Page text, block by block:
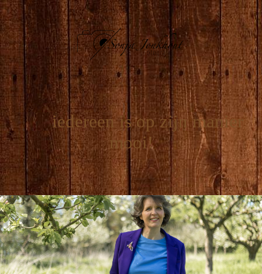
iedereen is op zijn manier
mooi!